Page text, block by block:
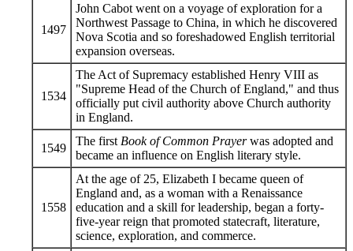
1497
John Cabot went on a voyage of exploration for a
Northwest Passage to China, in which he discovered
Nova Scotia and so foreshadowed English territorial
expansion overseas.
1534
The Act of Supremacy established Henry VIII as
"Supreme Head of the Church of England," and thus
officially put civil authority above Church authority
in England.
1549
The first Book of Common Prayerwas adopted and
became an influence on English literary style.
1558
At the age of 25, Elizabeth I became queen of
England and, as a woman with a Renaissance
education and a skill for leadership, began a forty-
five-year reign that promoted statecraft, literature,
science, exploration, and commerce.